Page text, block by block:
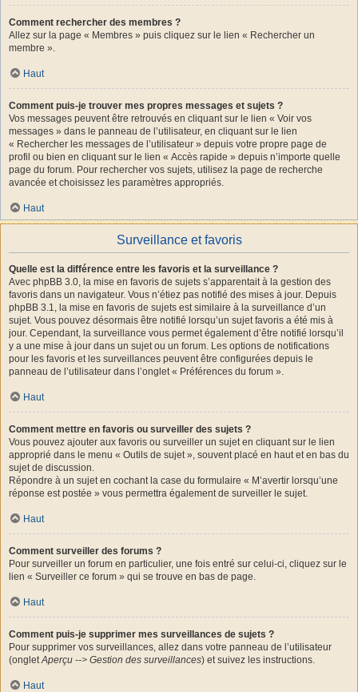
Comment rechercher des membres ?
Allez sur la page « Membres » puis cliquez sur le lien « Rechercher un
membre ».
Haut
Comment puis-je trouver mes propres messages et sujets ?
Vos messages peuvent être retrouvés en cliquant sur le lien « Voir vos
messages » dans le panneau de l’utilisateur, en cliquant sur le lien
« Rechercher les messages de l’utilisateur » depuis votre propre page de
profil ou bien en cliquant sur le lien « Accès rapide » depuis n’importe quelle
page du forum. Pour rechercher vos sujets, utilisez la page de recherche
avancée et choisissez les paramètres appropriés.
Haut
Surveillance et favoris
Quelle est la différence entre les favoris et la surveillance ?
Avec phpBB 3.0, la mise en favoris de sujets s’apparentait à la gestion des
favoris dans un navigateur. Vous n’étiez pas notifié des mises à jour. Depuis
phpBB 3.1, la mise en favoris de sujets est similaire à la surveillance d’un
sujet. Vous pouvez désormais être notifié lorsqu’un sujet favoris a été mis à
jour. Cependant, la surveillance vous permet également d’être notifié lorsqu’il
y a une mise à jour dans un sujet ou un forum. Les options de notifications
pour les favoris et les surveillances peuvent être configurées depuis le
panneau de l’utilisateur dans l’onglet « Préférences du forum ».
Haut
Comment mettre en favoris ou surveiller des sujets ?
Vous pouvez ajouter aux favoris ou surveiller un sujet en cliquant sur le lien
approprié dans le menu « Outils de sujet », souvent placé en haut et en bas du
sujet de discussion.
Répondre à un sujet en cochant la case du formulaire « M’avertir lorsqu’une
réponse est postée » vous permettra également de surveiller le sujet.
Haut
Comment surveiller des forums ?
Pour surveiller un forum en particulier, une fois entré sur celui-ci, cliquez sur le
lien « Surveiller ce forum » qui se trouve en bas de page.
Haut
Comment puis-je supprimer mes surveillances de sujets ?
Pour supprimer vos surveillances, allez dans votre panneau de l’utilisateur
(ongletAperçu --> Gestion des surveillances) et suivez les instructions.
Haut